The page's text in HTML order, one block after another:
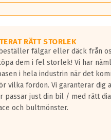
vågor
nya
RÄTT STORLEK
fälgar eller däck från
dem i fel storlek! Vi har
i hela industrin när det
vilka fordon. Vi garanterar dig
passar just din bil / med rätt
och bultmönster.